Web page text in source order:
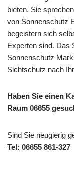
bieten. Sie
von Sonnenschutz
begeistern sich
Experten sind. Das
Sonnenschutz
Sichtschutz nach
Haben Sie einen
Raum 06655
Sind Sie neugierig
Tel: 06655 861-327